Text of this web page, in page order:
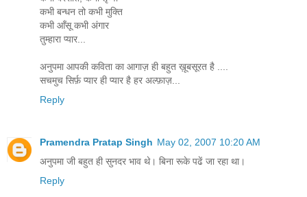
कभी बन्धन तो कभी मुक्ति
कभी आँसू कभी अंगार
तुम्हारा प्यार...
अनुपमा आपकी कविता का आगाज़ ही बहुत ख़ूबसूरत है ....
सचमुच सिर्फ़ प्यार ही प्यार है हर अल्फ़ाज़...
Reply
Pramendra Pratap Singh May 02, 2007 10:20 AM
अनुपमा जी बहुत ही सुनदर भाव थे। बिना रूके पढें जा रहा था।
Reply